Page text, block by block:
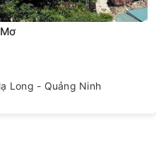
Long - Quảng Ninh